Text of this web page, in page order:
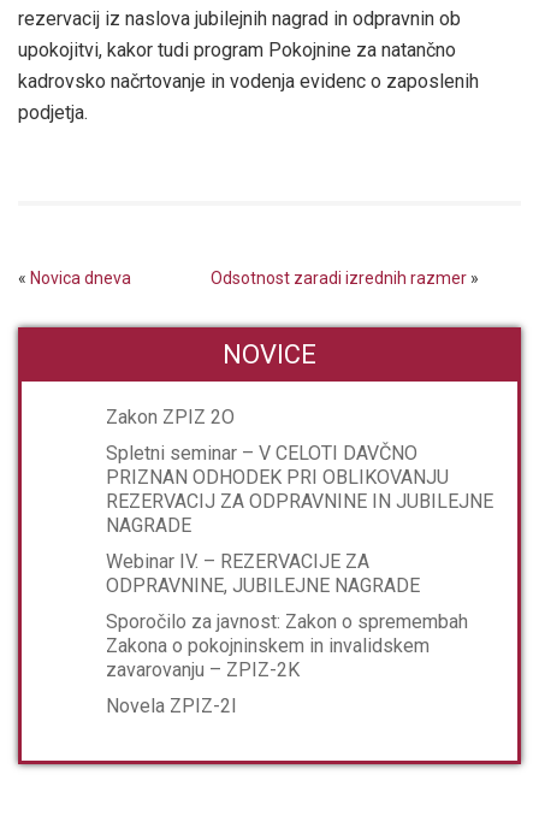
rezervacij iz naslova jubilejnih nagrad in odpravnin ob
upokojitvi, kakor tudi program Pokojnine za natančno
kadrovsko načrtovanje in vodenja evidenc o zaposlenih
podjetja.
« Novica dneva Odsotnost zaradi izrednih razmer»
NOVICE
Zakon ZPIZ 2O
Spletni seminar – V CELOTI DAVČNO
PRIZNAN ODHODEK PRI OBLIKOVANJU
REZERVACIJ ZA ODPRAVNINE IN JUBILEJNE
NAGRADE
Webinar IV. – REZERVACIJE ZA
ODPRAVNINE, JUBILEJNE NAGRADE
Sporočilo za javnost: Zakon o spremembah
Zakona o pokojninskem in invalidskem
zavarovanju – ZPIZ-2K
Novela ZPIZ-2I